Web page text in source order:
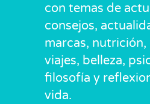
con temas de
consejos,
marcas,
viajes, belleza,
filosofía y
vida.